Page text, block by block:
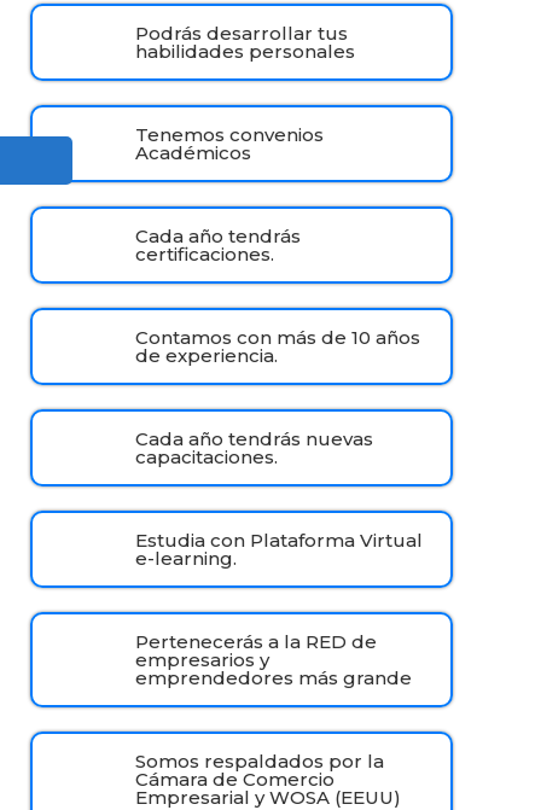
Podrás desarrollar tus
habilidades personales
Tenemos convenios
Académicos
Cada año tendrás
certificaciones.
Contamos con más de 10 años
de experiencia.
Cada año tendrás nuevas
capacitaciones.
Estudia con Plataforma Virtual
e-learning.
Pertenecerás a la RED de
empresarios y
emprendedores más grande
Somos respaldados por la
Cámara de Comercio
Empresarial y WOSA (EEUU)